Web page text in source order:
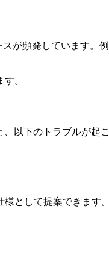
が頻発しています。
。
以下のトラブルが起
として提案できます